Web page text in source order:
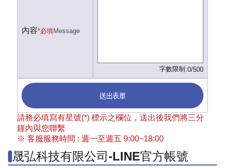
內容*必填Message
字數限制:0/500
送出表單
請務必填寫有星號(*) 標示之欄位，送出後我們將三分
鐘內與您聯繫
※ 客服服務時間 : 週一至週五 9:00~18:00
晟弘科技有限公司-LINE官方帳號